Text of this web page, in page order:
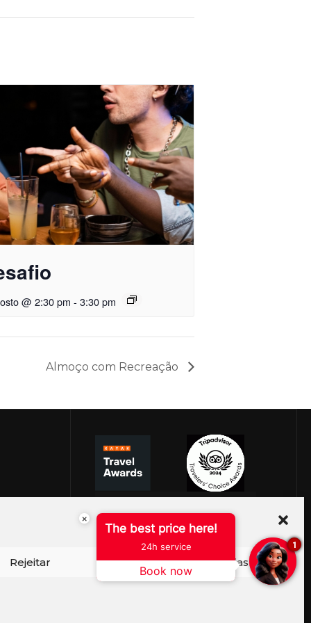
Rejeitar Ver preferências
@ 2:30 pm - 3:30 pm
Almoço com Recreação
×
The best price here!
24h service
Book now
1